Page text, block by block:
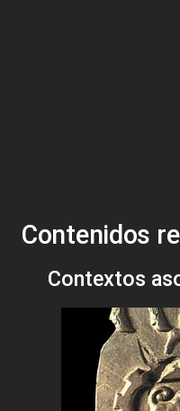
Contenidos
Contextos